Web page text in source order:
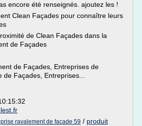
encore été renseignés. ajoutez les !
Clean Façades pour connaître leurs
de Clean Façades dans la
de Façades
de Façades, Entreprises de
Façades, Entreprises...
ravalement de facade 59 / produit